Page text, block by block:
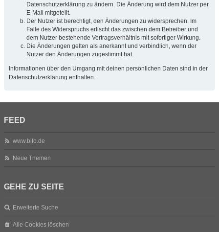
Datenschutzerklärung zu ändern. Die Änderung wird dem Nutzer per
E-Mail mitgeteilt.
Der Nutzer ist berechtigt, den Änderungen zu widersprechen. Im
Falle des Widerspruchs erlischt das zwischen dem Betreiber und
dem Nutzer bestehende Vertragsverhältnis mit sofortiger Wirkung.
Die Änderungen gelten als anerkannt und verbindlich, wenn der
Nutzer den Änderungen zugestimmt hat.
Informationen über den Umgang mit deinen persönlichen Daten sind in der
Datenschutzerklärung enthalten.
FEED
www.bifo.de
Neue Themen
GEHE ZU SEITE
Erweiterte Suche
Alle Cookies löschen